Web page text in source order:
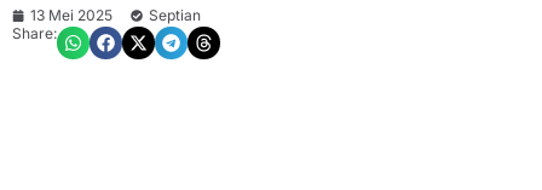
13 Mei 2025
Septian
Share: